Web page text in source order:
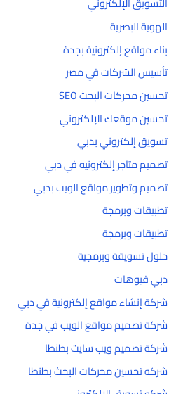
الهوية البصرية
بناء مواقع إلكترونية بجدة
تأسيس الشركات في مصر
تحسين محركات البحث SEO
تحسين موقعك الإلكتروني
تسويق إلكتروني بدبي
تصميم متاجر إلكترونيه في دبي
تصميم وتطوير مواقع الويب بدبي
تطبيقات وبرمجة
تطبيقات وبرمجة
حلول تسويقة وبرمجية
دبي فيوهات
شركة إنشاء مواقع إلكترونية في دبي
شركة تصميم مواقع الويب في جدة
شركة تصميم ويب سايت بطنطا
شركه تحسين محركات البحث بطنطا